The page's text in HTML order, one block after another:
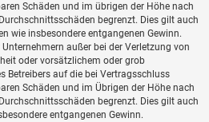
Schäden und im übrigen der Höhe nach
begrenzt. Dies gilt auch
wie insbesondere entgangenen Gewinn.
außer bei der Verletzung von
oder vorsätzlichem oder grob
Betreibers auf die bei Vertragsschluss
Schäden und im Übrigen der Höhe nach
begrenzt. Dies gilt auch
entgangenen Gewinn.